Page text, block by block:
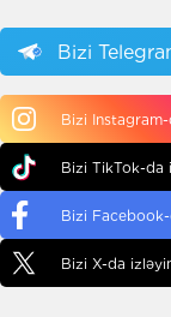
Bizi
Bizi
Bizi TikTok-da
Bizi
Bizi X-da